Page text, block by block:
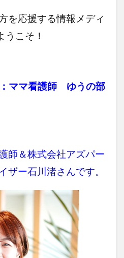
を応援する情報メディ
うこそ！
：ママ看護師 ゆうの部
師＆株式会社アズパー
ザー石川渚さんです。